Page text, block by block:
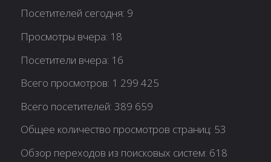
Посетителей сегодня: 9
Просмотры вчера: 18
Посетители вчера: 16
Всего просмотров: 1 299 425
Всего посетителей:389 659
Общее количество просмотров страниц: 53
Обзор переходов из поисковых систем: 618